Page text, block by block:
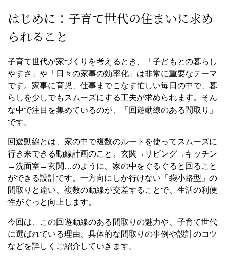
はじめに：子育て世代の住まいに求め
られること
子育て世代が家づくりを考えるとき、「子どもとの暮らし
やすさ」や「日々の家事の効率化」は非常に重要なテーマ
です。家事に育児、仕事までこなす忙しい毎日の中で、暮
らしを少しでもスムーズにする工夫が求められます。そん
な中で注目を集めているのが、「回遊動線のある間取り」
です。
回遊動線とは、家の中で複数のルートを使ってスムーズに
行き来できる動線計画のこと。玄関→リビング→キッチン
→洗面室→玄関…のように、家の中をぐるぐると回ること
ができる設計です。一方向にしか行けない「袋小路型」の
間取りと違い、複数の動線が交差することで、生活の利便
性がぐっと向上します。
今回は、この回遊動線のある間取りの魅力や、子育て世代
に選ばれている理由、具体的な間取りの事例や設計のコツ
などを詳しくご紹介していきます。